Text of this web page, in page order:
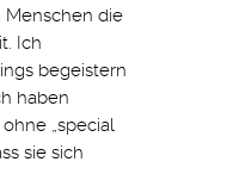
die
Ich
begeistern
haben
„special
sie sich